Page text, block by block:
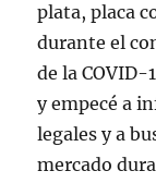
plata, placa
durante el
de la
y empecé a
legales y a
mercado